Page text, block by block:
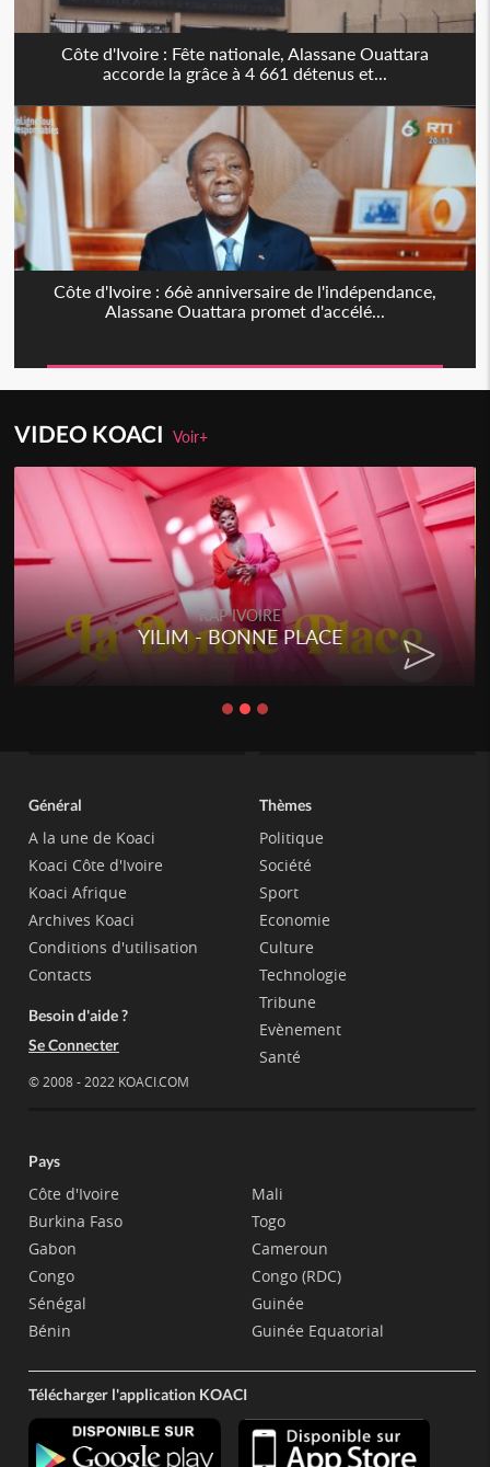
Côte d'Ivoire : Fête nationale, Alassane Ouattara
accorde la grâce à 4 661 détenus et...
Côte d'Ivoire : 66è anniversaire de l'indépendance,
Alassane Ouattara promet d'accélé...
VIDEO KOACIVoir+
RAP IVOIRE
YILIM - BONNE PLACE
Général
A la une de Koaci
Koaci Côte d'Ivoire
Koaci Afrique
Archives Koaci
Conditions d'utilisation
Contacts
Besoin d'aide ?
Se Connecter
© 2008 - 2022 KOACI.COM
Thèmes
Politique
Société
Sport
Economie
Culture
Technologie
Tribune
Evènement
Santé
Pays
Côte d'Ivoire
Burkina Faso
Gabon
Congo
Sénégal
Bénin
Mali
Togo
Cameroun
Congo (RDC)
Guinée
Guinée Equatorial
Télécharger l'application KOACI